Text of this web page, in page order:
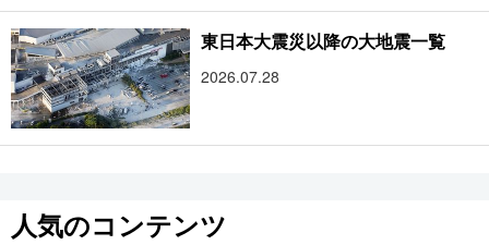
東日本大震災以降の大地震一覧
2026.07.28
人気のコンテンツ